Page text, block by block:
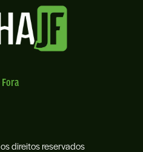
direitos reservados